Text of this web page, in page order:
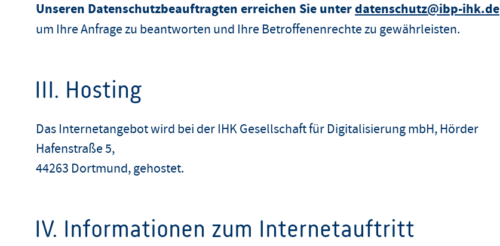
Unseren Datenschutzbeauftragten erreichen Sie unterdatenschutz@ibp-ihk.de
um Ihre Anfrage zu beantworten und Ihre Betroffenenrechte zu gewährleisten.
III. Hosting
Das Internetangebot wird bei der IHK Gesellschaft für Digitalisierung mbH, Hörder
Hafenstraße 5,
44263 Dortmund,gehostet.
IV. Informationen zum Internetauftritt